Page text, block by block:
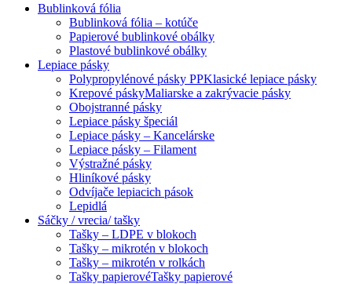
Bublinková fólia
Bublinková fólia – kotúče
Papierové bublinkové obálky
Plastové bublinkové obálky
Lepiace pásky
Polypropylénové pásky PPKlasické lepiace pásky
Krepové páskyMaliarske a zakrývacie pásky
Obojstranné pásky
Lepiace pásky špeciál
Lepiace pásky – Kancelárske
Lepiace pásky – Filament
Výstražné pásky
Hliníkové pásky
Odvíjače lepiacich pások
Lepidlá
Sáčky / vrecia/ tašky
Tašky – LDPE v blokoch
Tašky – mikrotén v blokoch
Tašky – mikrotén v rolkách
Tašky papierovéTašky papierové